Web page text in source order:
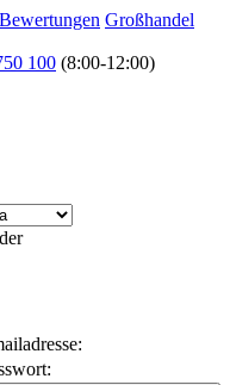
Bewertungen Großhandel
100 (8:00-12:00)